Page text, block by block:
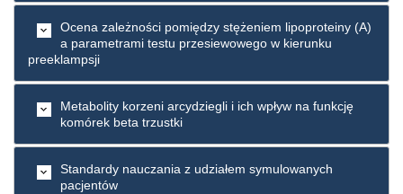
Ocena zależności pomiędzy stężeniem lipoproteiny (A)
a parametrami testu przesiewowego w kierunku
preeklampsji
Metabolity korzeni arcydziegli i ich wpływ na funkcję
komórek beta trzustki
Standardy nauczania z udziałem symulowanych
pacjentów